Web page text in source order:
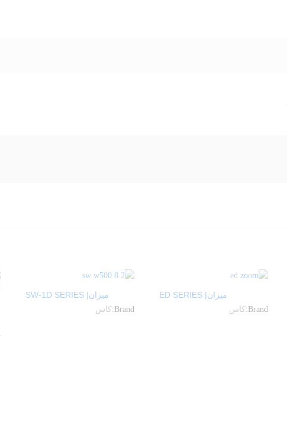
ميزان| ED SERIES
Brand: كاس
ميزان| SW-1D SERIES
Brand: كاس